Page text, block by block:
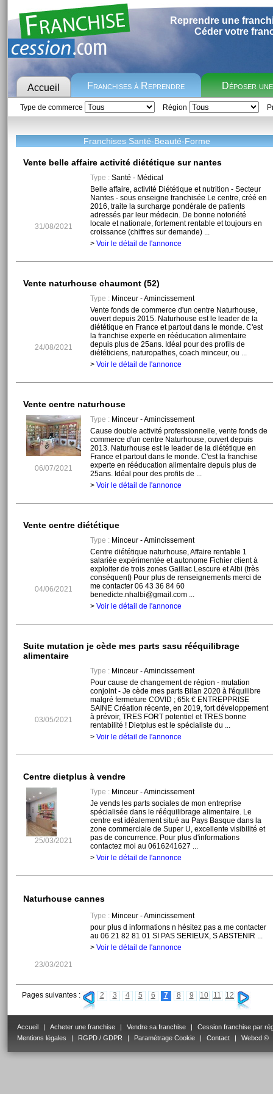
Reprendre une
Céder votre
Accueil Franchises à Reprendre Déposer
Type de commerce Région
Franchises Santé-Beauté-Forme
Vente belle affaire activité diététique sur nantes
31/08/2021
Type :Santé - Médical
Belle affaire, activité Diététique et nutrition - Secteur
Nantes - sous enseigne franchisée Le centre, créé en
2016, traite la surcharge pondérale de patients
adressés par leur médecin. De bonne notoriété
locale et nationale, fortement rentable et toujours en
croissance (chiffres sur demande) ...
> Voir le détail de l'annonce
Vente naturhouse chaumont (52)
24/08/2021
Type :Minceur - Amincissement
Vente fonds de commerce d'un centre Naturhouse,
ouvert depuis 2015. Naturhouse est le leader de la
diététique en France et partout dans le monde. C'est
la franchise experte en rééducation alimentaire
depuis plus de 25ans. Idéal pour des profils de
diététiciens, naturopathes, coach minceur, ou ...
> Voir le détail de l'annonce
Vente centre naturhouse
06/07/2021
Type :Minceur - Amincissement
Cause double activité professionnelle, vente fonds de
commerce d'un centre Naturhouse, ouvert depuis
2013. Naturhouse est le leader de la diététique en
France et partout dans le monde. C'est la franchise
experte en rééducation alimentaire depuis plus de
25ans. Idéal pour des profils de ...
> Voir le détail de l'annonce
Vente centre diététique
04/06/2021
Type :Minceur - Amincissement
Centre diététique naturhouse, Affaire rentable 1
salariée expérimentée et autonome Fichier client à
exploiter de trois zones Gaillac Lescure et Albi (très
conséquent) Pour plus de renseignements merci de
me contacter 06 43 36 84 60
benedicte.nhalbi@gmail.com ...
> Voir le détail de l'annonce
Suite mutation je cède mes parts sasu rééquilibrage
alimentaire
03/05/2021
Type :Minceur - Amincissement
Pour cause de changement de région - mutation
conjoint - Je cède mes parts Bilan 2020 à l'équilibre
malgré fermeture COVID ; 65k € ENTREPPRISE
SAINE Création récente, en 2019, fort développement
à prévoir, TRES FORT potentiel et TRES bonne
rentabilité ! Dietplus est le spécialiste du ...
> Voir le détail de l'annonce
Centre dietplus à vendre
25/03/2021
Type :Minceur - Amincissement
Je vends les parts sociales de mon entreprise
spécialisée dans le rééquilibrage alimentaire. Le
centre est idéalement situé au Pays Basque dans la
zone commerciale de Super U, excellente visibilité et
pas de concurrence. Pour plus d'informations
contactez moi au 0616241627 ...
> Voir le détail de l'annonce
Naturhouse cannes
23/03/2021
Type :Minceur - Amincissement
pour plus d informations n hésitez pas a me contacter
au 06 21 82 81 01 SI PAS SERIEUX, S ABSTENIR ...
> Voir le détail de l'annonce
Pages suivantes : 2 3 4 5 6 7 8 9 10 11 12
Accueil Acheter une franchise Vendre sa franchise
Cession franchise par
Mentions légales
RGPD / GDPR Paramétrage Cookie Contact Webcd ©